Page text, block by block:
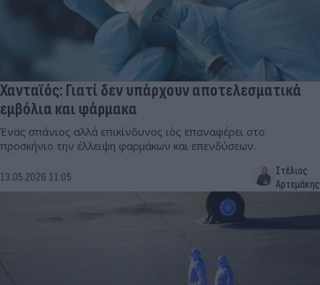
Χανταϊός: Γιατί δεν υπάρχουν αποτελεσματικά
εμβόλια και φάρμακα
Ένας σπάνιος αλλά επικίνδυνος ιός επαναφέρει στο
προσκήνιο την έλλειψη φαρμάκων και επενδύσεων.
13.05.2026 11:05
Στέλιος
Αρτεμάκης